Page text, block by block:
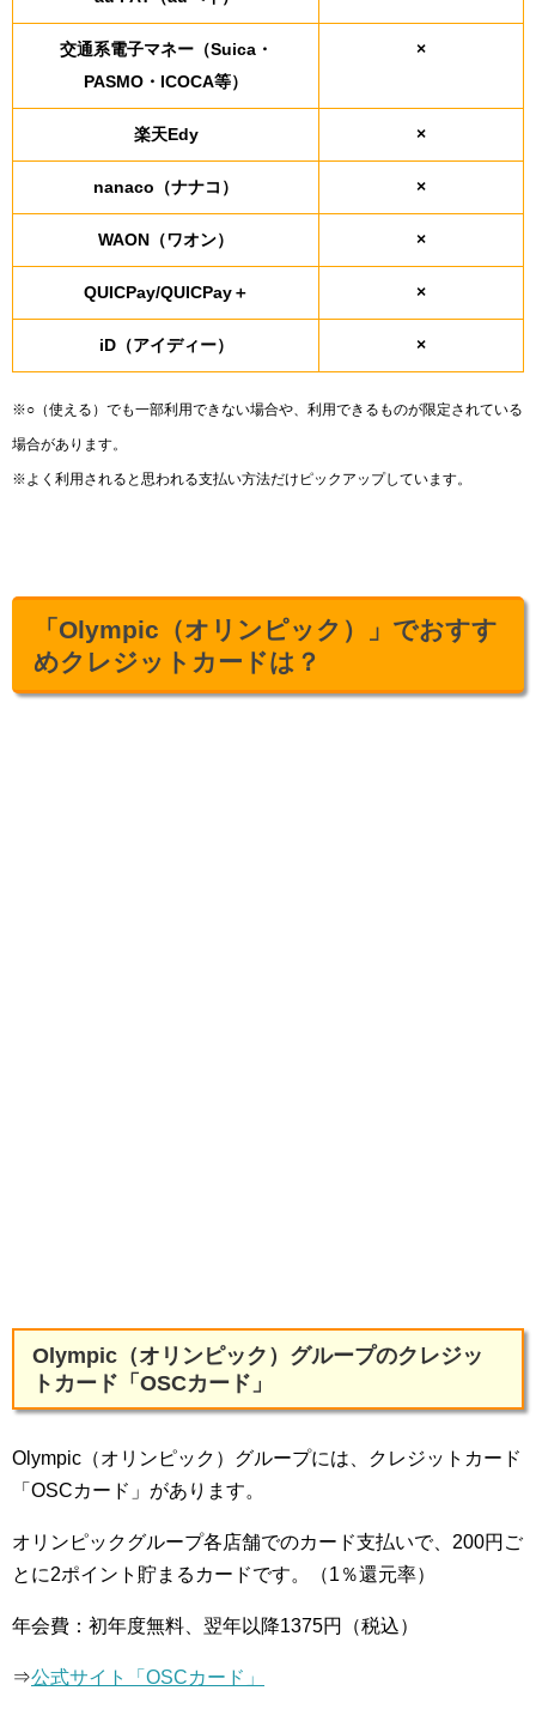
交通系電子マネー（Suica・
PASMO・ICOCA等）
×
楽天Edy ×
nanaco（ナナコ） ×
WAON（ワオン） ×
QUICPay/QUICPay＋ ×
iD（アイディー） ×
※○（使える）でも一部利用できない場合や、利用できるものが限定されている
場合があります。
※よく利用されると思われる支払い方法だけピックアップしています。
「Olympic（オリンピック）」でおすす
めクレジットカードは？
Olympic（オリンピック）グループのクレジッ
トカード「OSCカード」
Olympic（オリンピック）グループには、クレジットカード
「OSCカード」があります。
オリンピックグループ各店舗でのカード支払いで、200円ご
とに2ポイント貯まるカードです。（1％還元率）
年会費：初年度無料、翌年以降1375円（税込）
⇒公式サイト「OSCカード」